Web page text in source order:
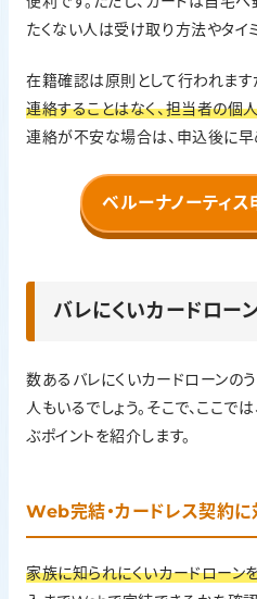
無利息期間
息0円
たくない人は受け取り方法やタイ
在籍確認は原則として行われます
連絡することはなく、担当者の個
連絡が不安な場合は、申込後に早
ベルーナノーティス
バレにくいカードロー
数あるバレにくいカードローンの
人もいるでしょう。そこで、ここで
ぶポイントを紹介します。
Web完結・カードレス契約
家族に知られにくいカードローン